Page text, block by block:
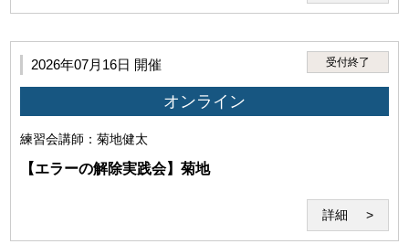
の利用をお断りすることがあります。
2026年07月16日 開催 受付終了
オンライン
練習会講師：菊地健太
【エラーの解除実践会】菊地
詳細